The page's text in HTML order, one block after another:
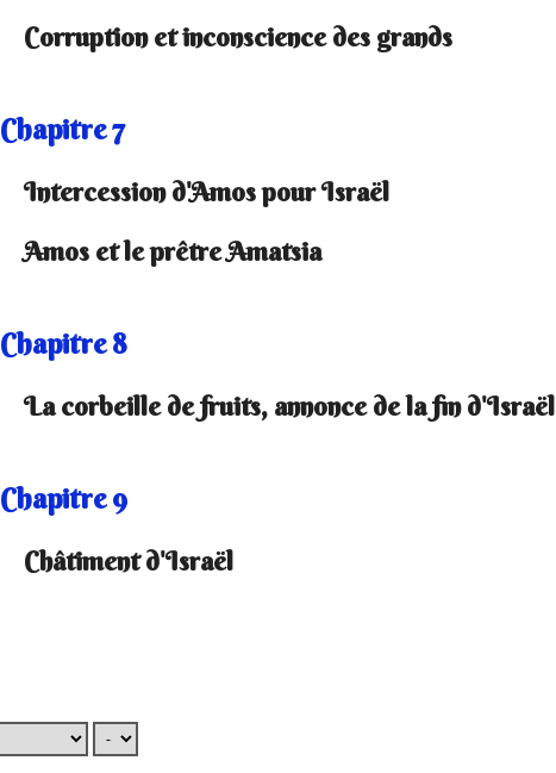
Corruption et inconscience des grands
Chapitre 7
Intercession d'Amos pour Israël
Amos et le prêtre Amatsia
Chapitre 8
La corbeille de fruits, annonce de la fin d'Israël
Chapitre 9
Châtiment d'Israël